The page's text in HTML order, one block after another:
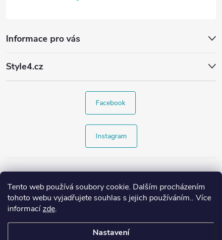
Tento web používá soubory cookie. Dalším procházením
tohoto webu vyjadřujete souhlas s jejich používáním.. Více
informacízde.
Nastavení
Informace pro vás
Style4.cz
Facebook
Instagram